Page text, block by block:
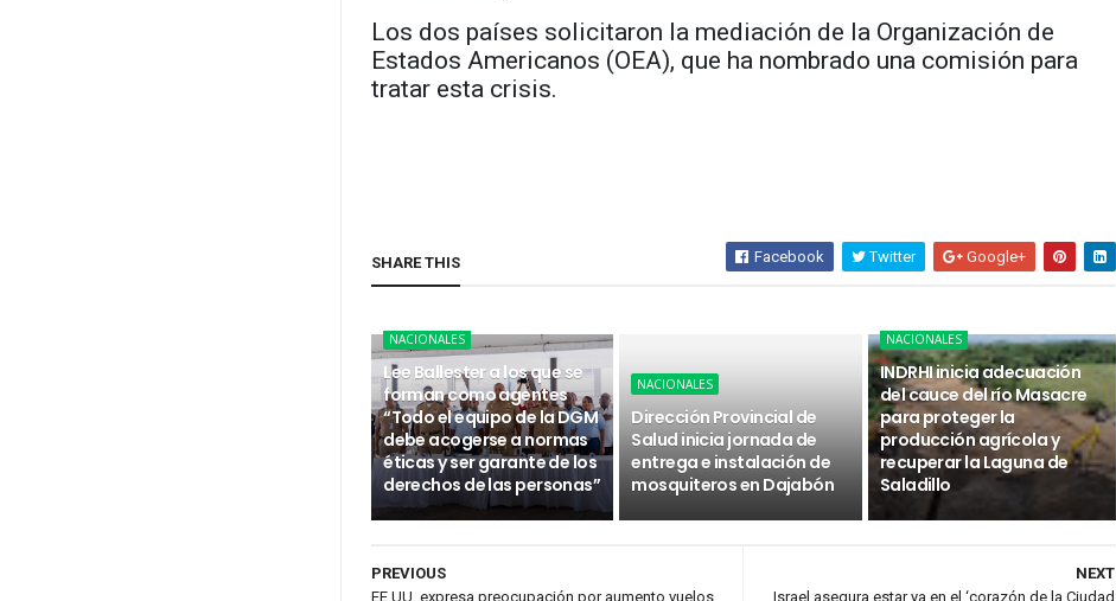
Los dos países solicitaron la mediación de la Organización de
Estados Americanos (OEA), que ha nombrado una comisión para
tratar esta crisis.
SHARE THIS Facebook Twitter Google+
NACIONALES
Lee Ballester a los que se
forman como agentes
“Todo el equipo de la DGM
debe acogerse a normas
éticas y ser garante de los
derechos de las personas”
NACIONALES
Dirección Provincial de
Salud inicia jornada de
entrega e instalación de
mosquiteros en Dajabón
NACIONALES
INDRHI inicia adecuación
del cauce del río Masacre
para proteger la
producción agrícola y
recuperar la Laguna de
Saladillo
NEXT
Israel asegura estar ya en el ‘corazón de la Ciudad
PREVIOUS
EE.UU. expresa preocupación por aumento vuelos